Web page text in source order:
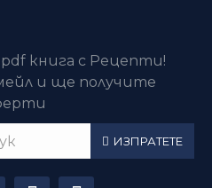
книга с Рецепти!
и ще получите
ИЗПРАТЕТЕ